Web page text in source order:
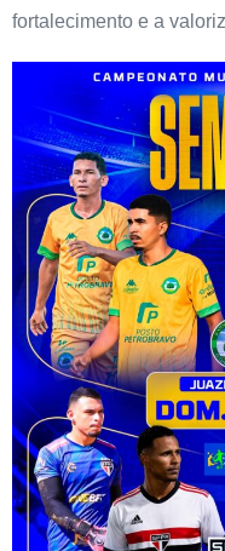
fortalecimento e a